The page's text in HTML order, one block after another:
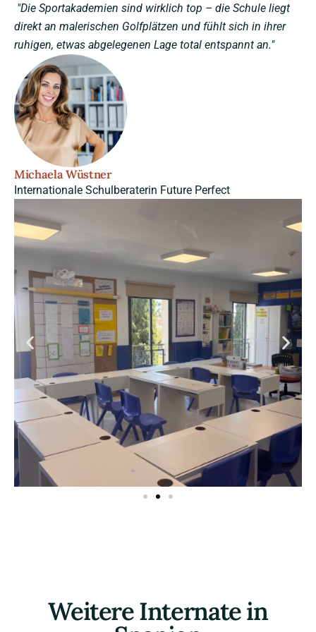
"Die Sportakademien sind wirklich top – die Schule liegt
direkt an malerischen Golfplätzen und fühlt sich in ihrer
ruhigen, etwas abgelegenen Lage total entspannt an."
Michaela Wüstner
Internationale Schulberaterin Future Perfect
Weitere Internate in